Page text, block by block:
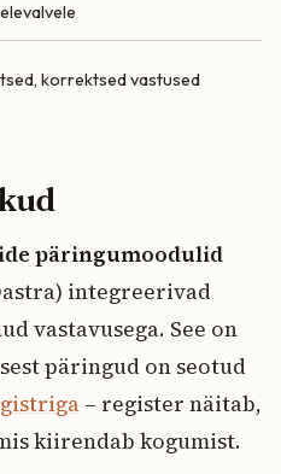
korrektsed vastused
päringumoodulid
integreerivad
vastavusega. See on
päringud on seotud
– register näitab,
kiirendab kogumist.